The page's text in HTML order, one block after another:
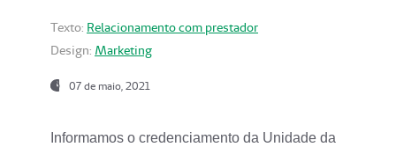
Texto: Relacionamento com prestador
Design: Marketing
07 de maio, 2021
Informamos o credenciamento da Unidade da